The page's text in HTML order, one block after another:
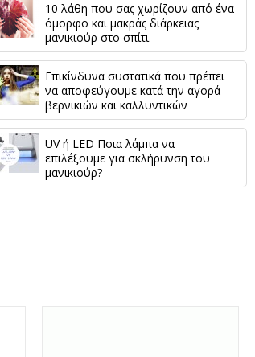
10 λάθη που σας χωρίζουν από ένα
όμορφο και μακράς διάρκειας
μανικιούρ στο σπίτι
Επικίνδυνα συστατικά που πρέπει
να αποφεύγουμε κατά την αγορά
βερνικιών και καλλυντικών
UV ή LED Ποια λάμπα να
επιλέξουμε για σκλήρυνση του
μανικιούρ?